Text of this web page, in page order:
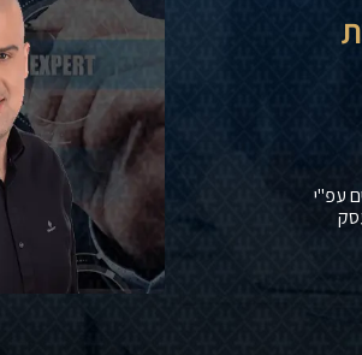
עפ"י